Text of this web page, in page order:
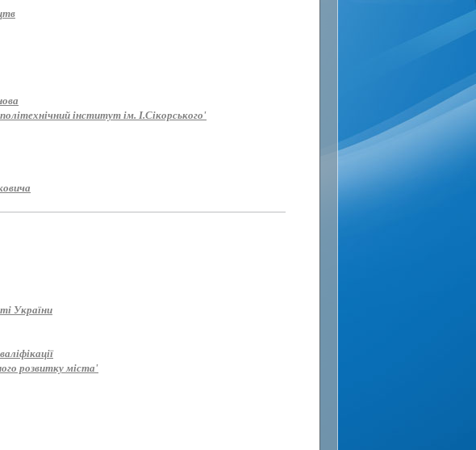
інститут ім. І.Сікорського'
України
розвитку міста'